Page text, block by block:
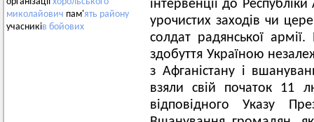
миколайович пам'ять району
учасників бойових
інтервенції до
урочистих заходів чи
солдат радянської
здобуття Україною
з Афганістану і
взяли свій початок 11
відповідного Указу